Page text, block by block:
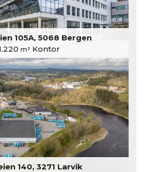
105A, 5068 Bergen
m² Kontor
140, 3271 Larvik